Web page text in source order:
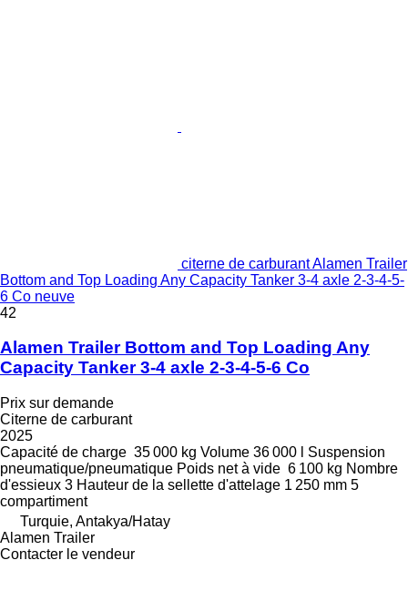
citerne de carburant Alamen Trailer
Bottom and Top Loading Any Capacity Tanker 3-4 axle 2-3-4-5-
6 Co neuve
42
Alamen Trailer Bottom and Top Loading Any
Capacity Tanker 3-4 axle 2-3-4-5-6 Co
Prix sur demande
Citerne de carburant
2025
Capacité de charge 35 000 kg Volume 36 000 l
Suspension
pneumatique/pneumatique Poids net à vide 6 100 kg Nombre
d'essieux 3 Hauteur de la sellette d'attelage 1 250 mm 5
compartiment
Turquie, Antakya/Hatay
Alamen Trailer
Contacter le vendeur